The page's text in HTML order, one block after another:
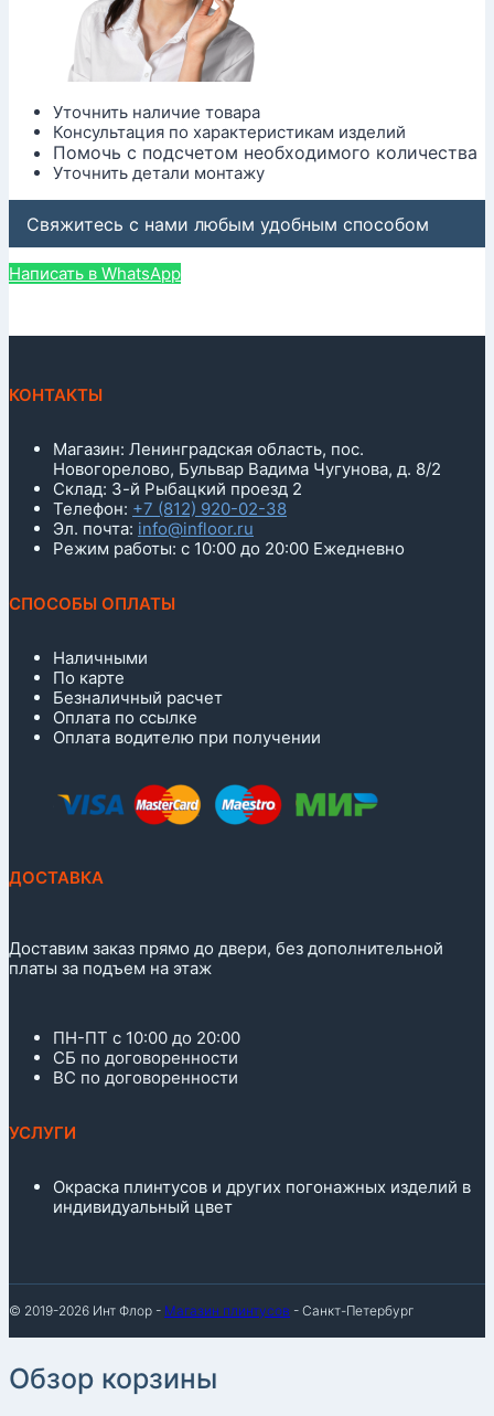
Уточнить наличие товара
Консультация по характеристикам изделий
Помочь с подсчетом необходимого количества
Уточнить детали монтажу
Свяжитесь с нами любым удобным способом
Написать в WhatsApp
КОНТАКТЫ
Магазин: Ленинградская область, пос.
Новогорелово, Бульвар Вадима Чугунова, д. 8/2
Склад: 3-й Рыбацкий проезд 2
Телефон: +7 (812) 920-02-38
Эл. почта: info@infloor.ru
Режим работы: с 10:00 до 20:00 Ежедневно
СПОСОБЫ ОПЛАТЫ
Наличными
По карте
Безналичный расчет
Оплата по ссылке
Оплата водителю при получении
ДОСТАВКА
Доставим заказ прямо до двери, без дополнительной
платы за подъем на этаж
ПН-ПТ с 10:00 до 20:00
СБ по договоренности
ВС по договоренности
УСЛУГИ
Окраска плинтусов и других погонажных изделий в
индивидуальный цвет
© 2019-2026 Инт Флор - Магазин плинтусов - Санкт-Петербург
Обзор корзины